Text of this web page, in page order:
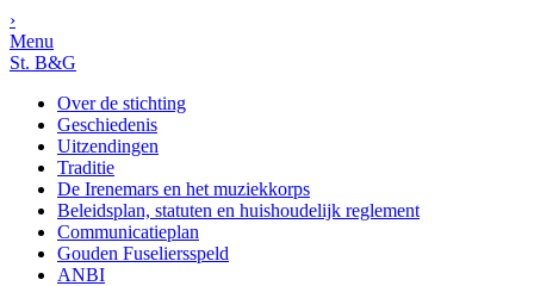
›
Menu
St. B&G
Over de stichting
Geschiedenis
Uitzendingen
Traditie
De Irenemars en het muziekkorps
Beleidsplan, statuten en huishoudelijk reglement
Communicatieplan
Gouden Fuseliersspeld
ANBI